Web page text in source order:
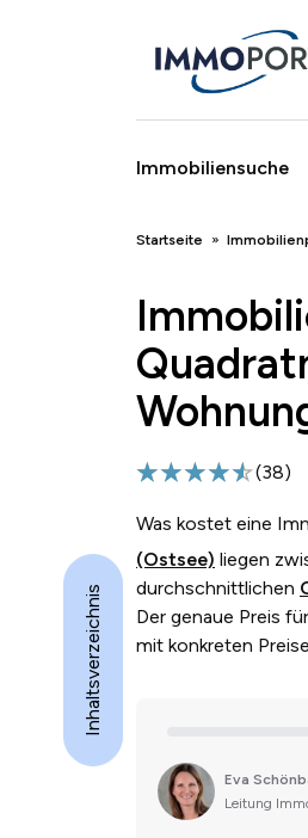
Immobiliensuche
Breadcrumb
Startseite
(38)
Was kostet eine
(Ostsee) liegen
durchschnittlichen
Der genaue Preis
mit konkreten
Inhaltsverzeichnis